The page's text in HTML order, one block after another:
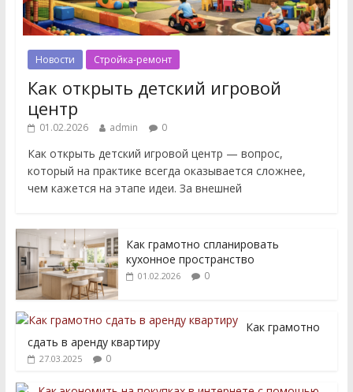
Новости Стройка-ремонт
Как открыть детский игровой
центр
01.02.2026 admin 0
Как открыть детский игровой центр — вопрос,
который на практике всегда оказывается сложнее,
чем кажется на этапе идеи. За внешней
Как грамотно спланировать
кухонное пространство
01.02.2026 0
Как грамотно
сдать в аренду квартиру
27.03.2025 0